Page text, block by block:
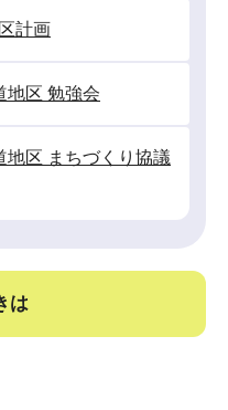
計画
地区 勉強会
地区 まちづくり協議
は